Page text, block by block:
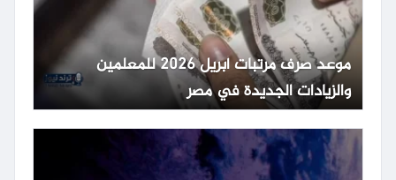
موعد صرف مرتبات أبريل 2026 للمعلمين
والزيادات الجديدة في مصر